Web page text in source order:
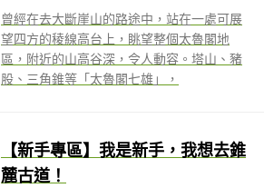
曾經在去大斷崖山的路途中，站在一處可展
望四方的稜線高台上，眺望整個太魯閣地
區，附近的山高谷深，令人動容。塔山、豬
股、三角錐等「太魯閣七雄」，
【新手專區】我是新手，我想去錐
麓古道！